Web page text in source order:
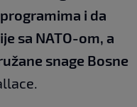
i da
sa NATO-om, a
snage Bosne